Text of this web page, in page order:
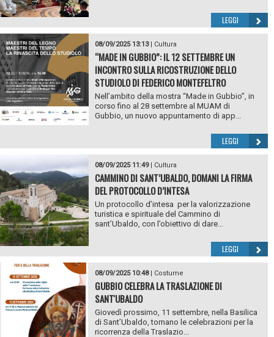
LEGGI
08/09/2025 13:13| Cultura
“MADE IN GUBBIO”: IL 12 SETTEMBRE UN
INCONTRO SULLA RICOSTRUZIONE DELLO
STUDIOLO DI FEDERICO MONTEFELTRO
Nell’ambito della mostra “Made in Gubbio”, in
corso fino al 28 settembre al MUAM di
Gubbio, un nuovo appuntamento di app...
LEGGI
08/09/2025 11:49| Cultura
CAMMINO DI SANT’UBALDO, DOMANI LA FIRMA
DEL PROTOCOLLO D’INTESA
Un protocollo d’intesa per la valorizzazione
turistica e spirituale del Cammino di
sant’Ubaldo, con l’obiettivo di dare...
LEGGI
08/09/2025 10:48| Costume
GUBBIO CELEBRA LA TRASLAZIONE DI
SANT'UBALDO
Giovedì prossimo, 11 settembre, nella Basilica
di Sant’Ubaldo, tornano le celebrazioni per la
ricorrenza della Traslazio...